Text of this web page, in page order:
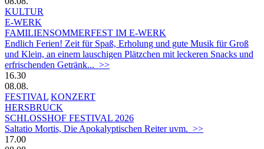
KULTUR
E-WERK
FAMILIENSOMMERFEST IM E-WERK
Endlich Ferien! Zeit für Spaß, Erholung und gute Musik für Groß
und Klein, an einem lauschigen Plätzchen mit leckeren Snacks und
erfrischenden Getränk... >>
16.30
08.08.
FESTIVAL KONZERT
HERSBRUCK
SCHLOSSHOF FESTIVAL 2026
Saltatio Mortis, Die Apokalyptischen Reiter uvm. >>
17.00